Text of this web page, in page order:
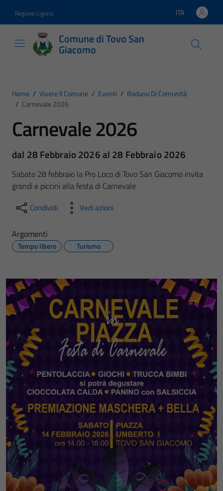
Regione Liguria Lingua attiva:
ITA
Comune di Tovo San
Giacomo
Home / Vivere Il Comune / Eventi / Raduno Di Comunità
/ Carnevale 2026
Carnevale 2026
dal 28 Febbraio 2026 al 28 Febbraio 2026
Sabato 28 febbraio la Pro Loco di Tovo San Giacomo invita
grandi e piccini alla festa di Carnevale
Condividi Vedi azioni
Argomenti
Tempo libero Turismo